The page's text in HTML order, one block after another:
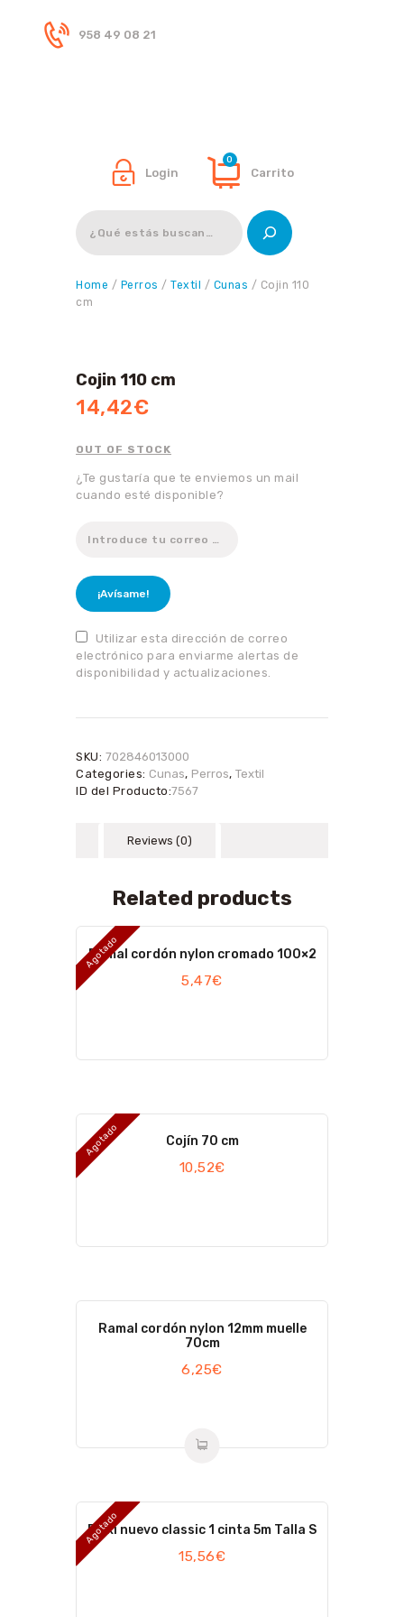
958 49 08 21
Login Carrito
0
Buscar
Home / Perros / Textil / Cunas / Cojin 110
cm
Cojin 110 cm
14,42€
OUT OF STOCK
¿Te gustaría que te enviemos un mail
cuando esté disponible?
¡Avísame!
Utilizar esta dirección de correo
electrónico para enviarme alertas de
disponibilidad y actualizaciones.
SKU: 702846013000
Categories: Cunas, Perros, Textil
ID del Producto:7567
Reviews (0)
Related products
Agotado
Ramal cordón nylon cromado 100×2
5,47€
Agotado Cojín 70 cm
10,52€
Ramal cordón nylon 12mm muelle
70cm
6,25€
Agotado
Flexi nuevo classic 1 cinta 5m Talla S
15,56€